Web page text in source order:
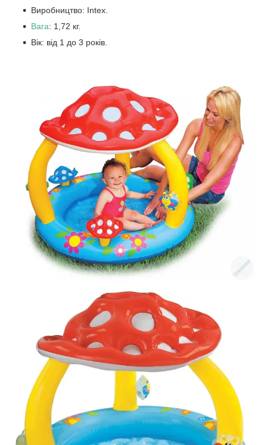
Виробництво: Intex.
Вага: 1,72 кг.
Вік: від 1 до 3 років.